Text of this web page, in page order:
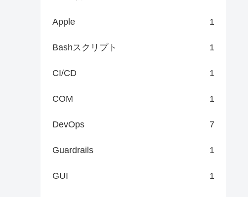
Apple 1
Bashスクリプト 1
CI/CD 1
COM 1
DevOps 7
Guardrails 1
GUI 1